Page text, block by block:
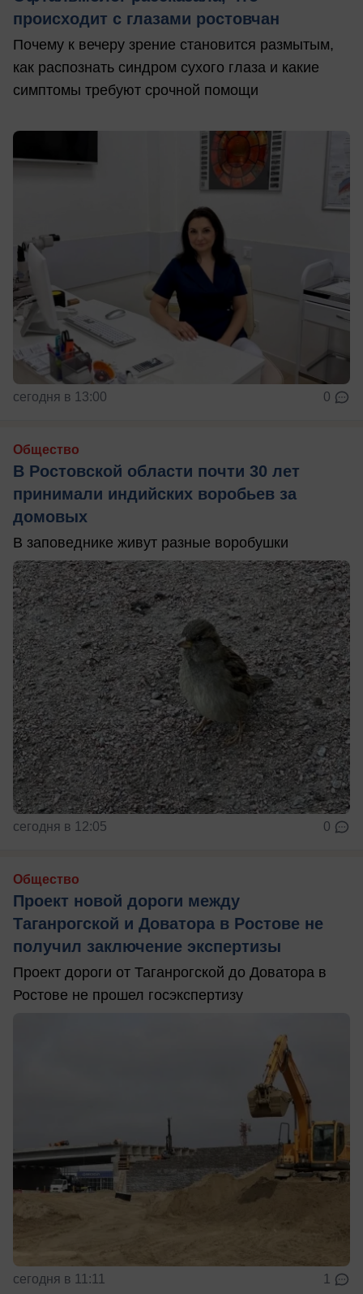
происходит с глазами ростовчан
Почему к вечеру зрение становится размытым,
как распознать синдром сухого глаза и какие
симптомы требуют срочной помощи
сегодня в 13:00 0
Общество
В Ростовской области почти 30 лет
принимали индийских воробьев за
домовых
В заповеднике живут разные воробушки
сегодня в 12:05 0
Общество
Проект новой дороги между
Таганрогской и Доватора в Ростове не
получил заключение экспертизы
Проект дороги от Таганрогской до Доватора в
Ростове не прошел госэкспертизу
сегодня в 11:11 1